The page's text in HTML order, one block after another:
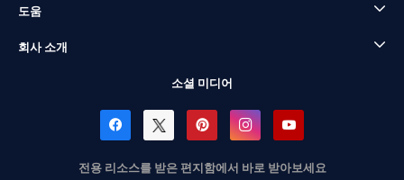
도움
회사 소개
소셜 미디어
전용 리소스를 받은 편지함에서 바로 받아보세요